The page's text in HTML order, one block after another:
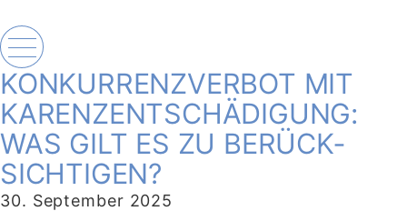
KONKURRENZ­VERBOT MIT
KARENZ­ENTSCHÄDIGUNG:
WAS GILT ES ZU BERÜCK­
SICHTIGEN?
30. September 2025